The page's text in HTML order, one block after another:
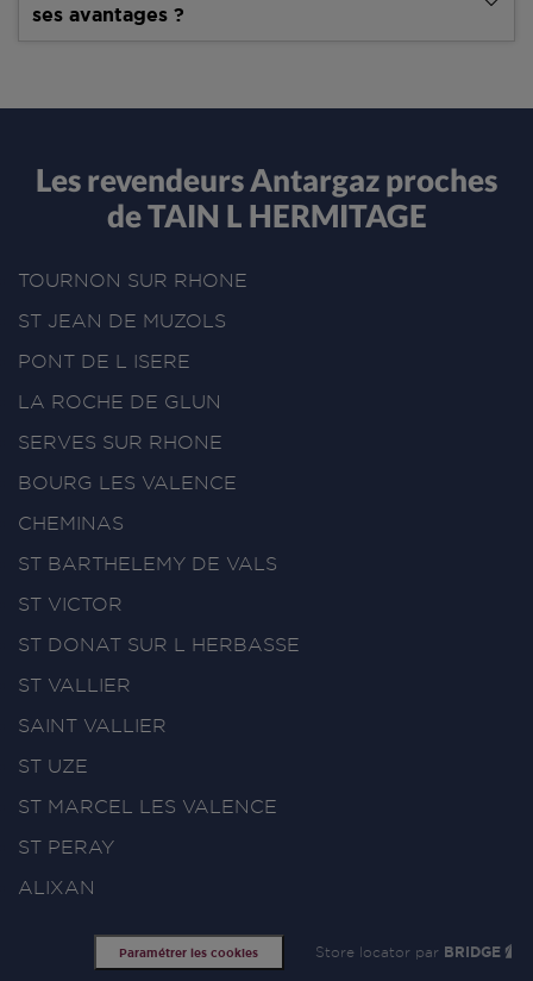
ses avantages ?
Les revendeurs Antargaz proches
de TAIN L HERMITAGE
TOURNON SUR RHONE
ST JEAN DE MUZOLS
PONT DE L ISERE
LA ROCHE DE GLUN
SERVES SUR RHONE
BOURG LES VALENCE
CHEMINAS
ST BARTHELEMY DE VALS
ST VICTOR
ST DONAT SUR L HERBASSE
ST VALLIER
SAINT VALLIER
ST UZE
ST MARCEL LES VALENCE
ST PERAY
ALIXAN
Paramétrer les cookies Store locator par BRIDGE